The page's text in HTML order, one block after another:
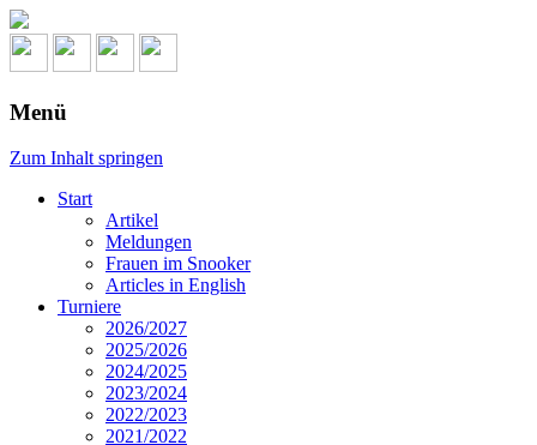
Menü
Zum Inhalt springen
Start
Artikel
Meldungen
Frauen im Snooker
Articles in English
Turniere
2026/2027
2025/2026
2024/2025
2023/2024
2022/2023
2021/2022